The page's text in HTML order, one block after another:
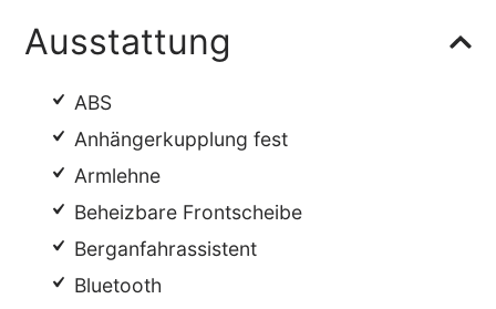
Ausstattung
ABS
Anhängerkupplung fest
Armlehne
Beheizbare Frontscheibe
Berganfahrassistent
Bluetooth